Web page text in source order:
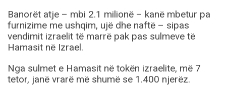
Banorët atje – mbi 2.1 milionë – kanë mbetur pa
furnizime me ushqim, ujë dhe naftë – sipas
vendimit izraelit të marrë pak pas sulmeve të
Hamasit në Izrael.
Nga sulmet e Hamasit në tokën izraelite, më 7
tetor, janë vrarë më shumë se 1.400 njerëz.